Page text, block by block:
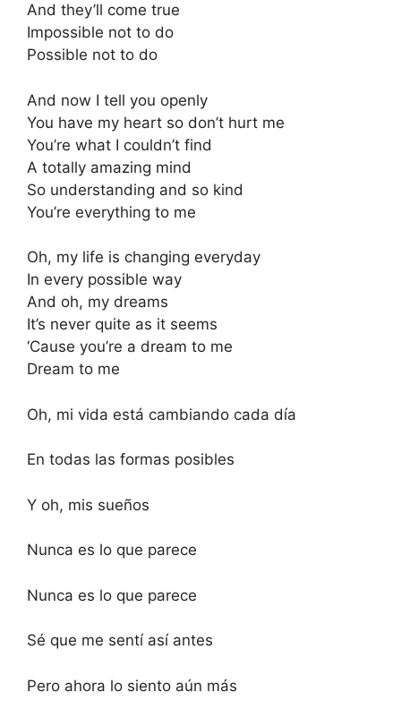
And they’ll come true
Impossible not to do
Possible not to do
And now I tell you openly
You have my heart so don’t hurt me
You’re what I couldn’t find
A totally amazing mind
So understanding and so kind
You’re everything to me
Oh, my life is changing everyday
In every possible way
And oh, my dreams
It’s never quite as it seems
‘Cause you’re a dream to me
Dream to me
Oh, mi vida está cambiando cada día
En todas las formas posibles
Y oh, mis sueños
Nunca es lo que parece
Nunca es lo que parece
Sé que me sentí así antes
Pero ahora lo siento aún más